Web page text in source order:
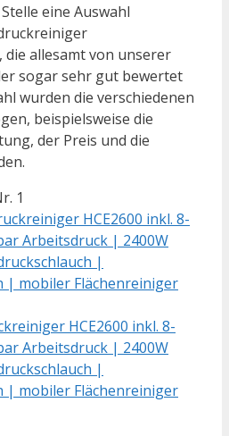
eine Auswahl
allesamt von unserer
sogar sehr gut bewertet
wurden die verschiedenen
beispielsweise die
der Preis und die
1
HCE2600 inkl. 8-
Arbeitsdruck | 2400W
|
| mobiler Flächenreiniger